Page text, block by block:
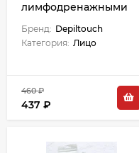
лимфодренажными
- 30 г
Бренд: Depiltouch
Категория: Лицо
460 ₽
437 ₽